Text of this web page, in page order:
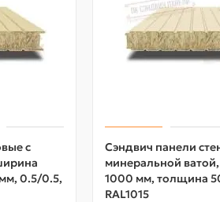
с
0.5/0.5,
Сэндвич панели
минеральной
1000 мм, толщина
RAL1015